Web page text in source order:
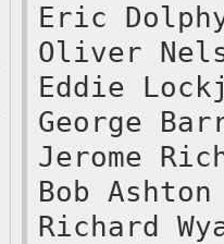
Eric
Oliver
Eddie
George
Jerome
Bob
Richard